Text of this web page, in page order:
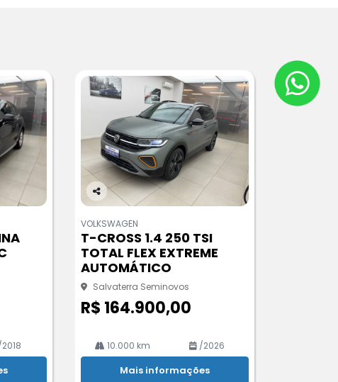
Co
pa
rtil
he
VOLKSWAGEN
T-CROSS 1.4 250 TSI
TOTAL FLEX EXTREME
AUTOMÁTICO
Salvaterra Seminovos
R$ 164.900,00
10.000 km /2026
Mais informações